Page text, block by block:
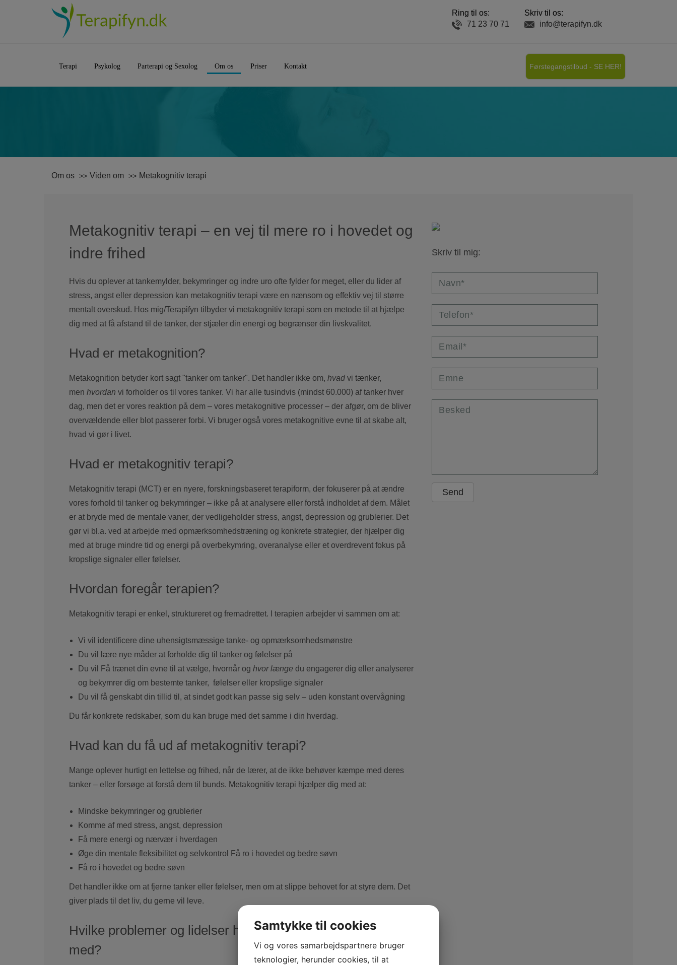
Ring til os:
71 23 70 71
Skriv til os:
info@terapifyn.dk
Terapi Psykolog Parterapi og Sexolog Om os Priser Kontakt Førstegangstilbud - SE HER!
Om os Viden om Metakognitiv terapi
Metakognitiv terapi – en vej til mere ro i hovedet og
indre frihed
Hvis du oplever at tankemylder, bekymringer og indre uro ofte fylder for meget, eller du lider af
stress, angst eller depression kan metakognitiv terapi være en nænsom og effektiv vej til større
mentalt overskud. Hos mig/Terapifyn tilbyder vi metakognitiv terapi som en metode til at hjælpe
dig med at få afstand til de tanker, der stjæler din energi og begrænser din livskvalitet.
Hvad er metakognition?
Metakognition betyder kort sagt "tanker om tanker". Det handler ikke om, hvad vi tænker,
men hvordan vi forholder os til vores tanker. Vi har alle tusindvis (mindst 60.000) af tanker hver
dag, men det er vores reaktion på dem – vores metakognitive processer – der afgør, om de bliver
overvældende eller blot passerer forbi. Vi bruger også vores metakognitive evne til at skabe alt,
hvad vi gør i livet.
Hvad er metakognitiv terapi?
Metakognitiv terapi (MCT) er en nyere, forskningsbaseret terapiform, der fokuserer på at ændre
vores forhold til tanker og bekymringer – ikke på at analysere eller forstå indholdet af dem. Målet
er at bryde med de mentale vaner, der vedligeholder stress, angst, depression og grublerier. Det
gør vi bl.a. ved at arbejde med opmærksomhedstræning og konkrete strategier, der hjælper dig
med at bruge mindre tid og energi på overbekymring, overanalyse eller et overdrevent fokus på
kropslige signaler eller følelser.
Hvordan foregår terapien?
Metakognitiv terapi er enkel, struktureret og fremadrettet. I terapien arbejder vi sammen om at:
Vi vil identificere dine uhensigtsmæssige tanke- og opmærksomhedsmønstre
Du vil lære nye måder at forholde dig til tanker og følelser på
Du vil Få trænet din evne til at vælge, hvornår og hvor længe du engagerer dig eller analyserer
og bekymrer dig om bestemte tanker, følelser eller kropslige signaler
Du vil få genskabt din tillid til, at sindet godt kan passe sig selv – uden konstant overvågning
Du får konkrete redskaber, som du kan bruge med det samme i din hverdag.
Hvad kan du få ud af metakognitiv terapi?
Mange oplever hurtigt en lettelse og frihed, når de lærer, at de ikke behøver kæmpe med deres
tanker – eller forsøge at forstå dem til bunds. Metakognitiv terapi hjælper dig med at:
Mindske bekymringer og grublerier
Komme af med stress, angst, depression
Få mere energi og nærvær i hverdagen
Øge din mentale fleksibilitet og selvkontrol Få ro i hovedet og bedre søvn
Få ro i hovedet og bedre søvn
Det handler ikke om at fjerne tanker eller følelser, men om at slippe behovet for at styre dem. Det
giver plads til det liv, du gerne vil leve.
Hvilke problemer og lidelser hjælper metakognitiv terapi
med?
Skriv til mig:
Navn*
Telefon*
Email*
Emne
Besked
Samtykke til cookies
Vi og vores samarbejdspartnere bruger
teknologier, herunder cookies, til at